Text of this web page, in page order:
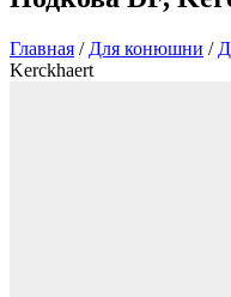
Главная / Для конюшни /
Kerckhaert